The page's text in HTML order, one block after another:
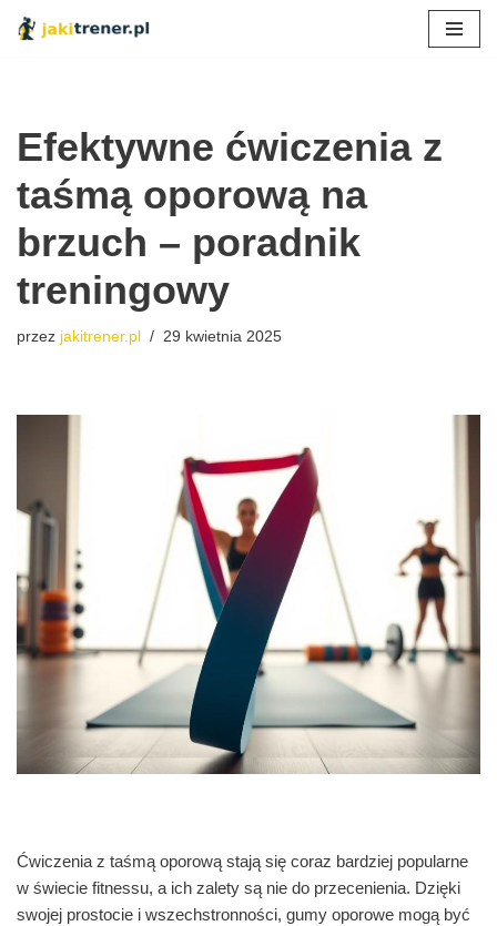
Efektywne ćwiczenia z
taśmą oporową na
brzuch – poradnik
treningowy
przez jakitrener.pl 29 kwietnia 2025
Ćwiczenia z taśmą oporową stają się coraz bardziej popularne
w świecie fitnessu, a ich zalety są nie do przecenienia. Dzięki
swojej prostocie i wszechstronności, gumy oporowe mogą być